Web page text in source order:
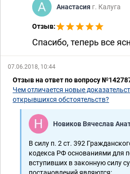
Анастасия г. Калуга
Отзыв:
Спасибо, теперь все
07.06.2018, 10:44
Отзыв на ответ по вопросу
Чем отличается новые
открывшихся обстоятельств?
Новиков Вячеслав
В силу п. 2 ст. 392
кодекса РФ основаниями для
вступивших в законную силу